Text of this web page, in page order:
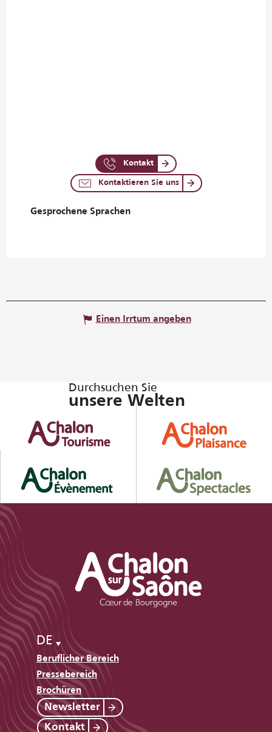
Kontakt
Kontaktieren Sie uns
Gesprochene Sprachen
Gesprochene Sprachen
Einen Irrtum angeben
Durchsuchen Sie
unsere Welten
DE
Beruflicher Bereich
Pressebereich
Brochüren
Newsletter
Kontakt